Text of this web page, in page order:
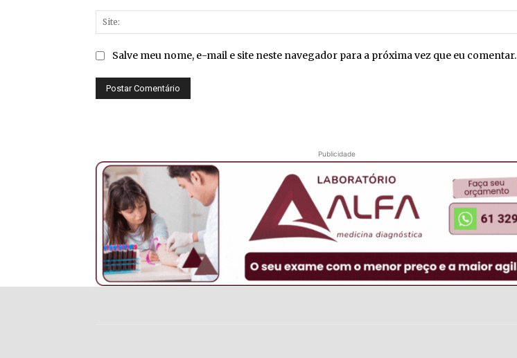
Salve meu nome, e-mail e site neste navegador para a próxima vez que eu comentar.
Publicidade